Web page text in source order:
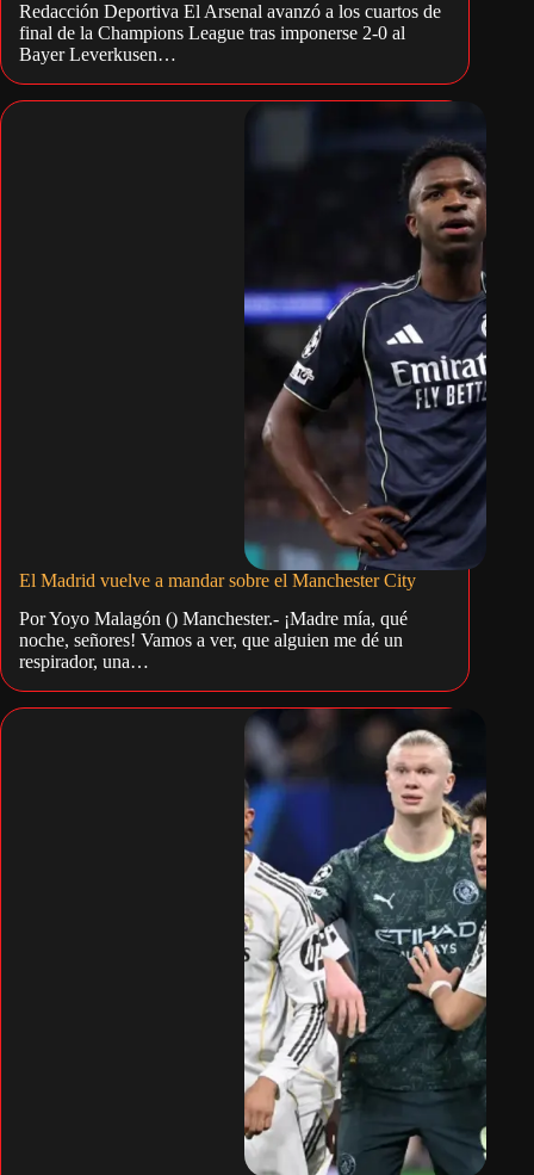
Redacción Deportiva El Arsenal avanzó a los cuartos de
final de la Champions League tras imponerse 2-0 al
Bayer Leverkusen…
El Madrid vuelve a mandar sobre el Manchester City
Por Yoyo Malagón () Manchester.- ¡Madre mía, qué
noche, señores! Vamos a ver, que alguien me dé un
respirador, una…